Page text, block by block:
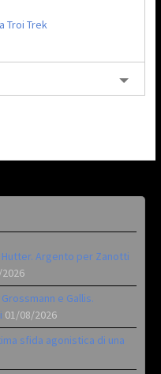
Troi Trek
Argento per Zanotti
e Gallis.
01/08/2026
sfida agonistica di una